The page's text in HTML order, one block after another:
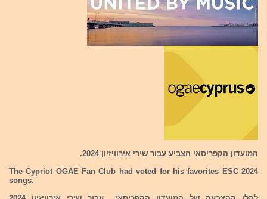
המועדון הקפריסאי הצביע עבור שירי אירוויזיון 2024.
The Cypriot OGAE Fan Club had voted for his favorites ESC 2024
songs.